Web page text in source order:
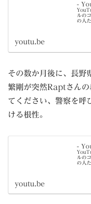
-
ルの
の人
youtu.be
その数か月後に、長野
繁剛が突然Raptさん
てください、警察を呼
ける根性。
-
ルの
の人
youtu.be